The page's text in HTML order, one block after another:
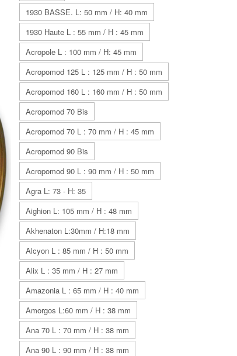
1930 BASSE. L: 50 mm / H: 40 mm
1930 Haute L : 55 mm / H : 45 mm
Acropole L : 100 mm / H: 45 mm
Acropomod 125 L : 125 mm / H : 50 mm
Acropomod 160 L : 160 mm / H : 50 mm
Acropomod 70 Bis
Acropomod 70 L : 70 mm / H : 45 mm
Acropomod 90 Bis
Acropomod 90 L : 90 mm / H : 50 mm
Agra L: 73 - H: 35
Aighion L: 105 mm / H : 48 mm
Akhenaton L:30mm / H:18 mm
Alcyon L : 85 mm / H : 50 mm
Alix L : 35 mm / H : 27 mm
Amazonia L : 65 mm / H : 40 mm
Amorgos L:60 mm / H : 38 mm
Ana 70 L : 70 mm / H : 38 mm
Ana 90 L : 90 mm / H : 38 mm